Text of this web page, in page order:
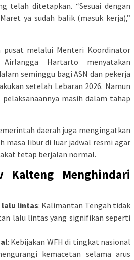
telah ditetapkan. “Sesuai dengan
ya sudah balik (masuk kerja),”
pusat melalui Menteri Koordinator
Hartarto menyatakan
seminggu bagi ASN dan pekerja
setelah Lebaran 2026. Namun
masih dalam tahap
daerah juga mengingatkan
masa libur di luar jadwal resmi agar
tetap berjalan normal.
Kalteng Menghindari
lalu lintas: Kalimantan Tengah tidak
lalu lintas yang signifikan seperti
: Kebijakan WFH di tingkat nasional
kemacetan selama arus